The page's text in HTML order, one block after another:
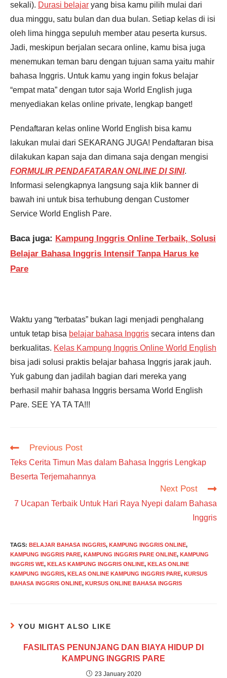
sekali). Durasi belajar yang bisa kamu pilih mulai dari
dua minggu, satu bulan dan dua bulan. Setiap kelas di isi
oleh lima hingga sepuluh member atau peserta kursus.
Jadi, meskipun berjalan secara online, kamu bisa juga
menemukan teman baru dengan tujuan sama yaitu mahir
bahasa Inggris. Untuk kamu yang ingin fokus belajar
“empat mata” dengan tutor saja World English juga
menyediakan kelas online private, lengkap banget!
Pendaftaran kelas online World English bisa kamu
lakukan mulai dari SEKARANG JUGA! Pendaftaran bisa
dilakukan kapan saja dan dimana saja dengan mengisi
FORMULIR PENDAFATARAN ONLINE DI SINI.
Informasi selengkapnya langsung saja klik banner di
bawah ini untuk bisa terhubung dengan Customer
Service World English Pare.
Baca juga: Kampung Inggris Online Terbaik, Solusi
Belajar Bahasa Inggris Intensif Tanpa Harus ke
Pare
Waktu yang “terbatas” bukan lagi menjadi penghalang
untuk tetap bisa belajar bahasa Inggris secara intens dan
berkualitas. Kelas Kampung Inggris Online World English
bisa jadi solusi praktis belajar bahasa Inggris jarak jauh.
Yuk gabung dan jadilah bagian dari mereka yang
berhasil mahir bahasa Inggris bersama World English
Pare. SEE YA TA TA!!!
Read
articles
Previous Post
Teks Cerita Timun Mas dalam Bahasa Inggris Lengkap
Beserta Terjemahannya
Next Post
7 Ucapan Terbaik Untuk Hari Raya Nyepi dalam Bahasa
Inggris
TAGS: BELAJAR BAHASA INGGRIS, KAMPUNG INGGRIS ONLINE,
KAMPUNG INGGRIS PARE, KAMPUNG INGGRIS PARE ONLINE, KAMPUNG
INGGRIS WE, KELAS KAMPUNG INGGRIS ONLINE, KELAS ONLINE
KAMPUNG INGGRIS, KELAS ONLINE KAMPUNG INGGRIS PARE, KURSUS
BAHASA INGGRIS ONLINE, KURSUS ONLINE BAHASA INGGRIS
YOU MIGHT ALSO LIKE
FASILITAS PENUNJANG DAN BIAYA HIDUP DI
KAMPUNG INGGRIS PARE
23 January 2020